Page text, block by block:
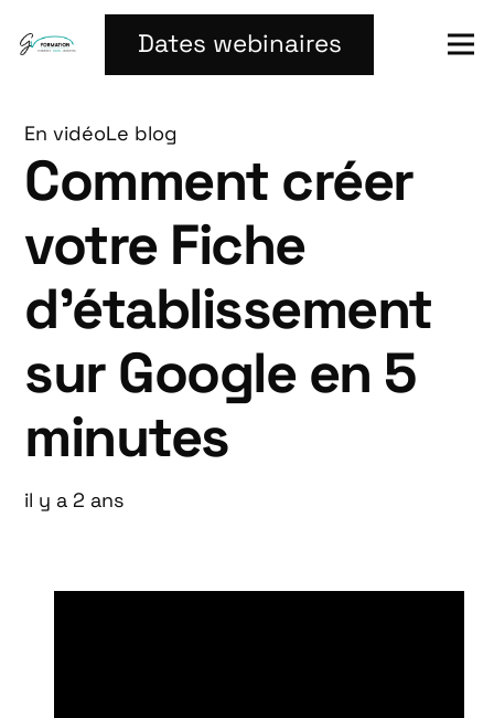
Dates webinaires
En vidéoLe blog
Comment créer
votre Fiche
d’établissement
sur Google en 5
minutes
il y a 2 ans